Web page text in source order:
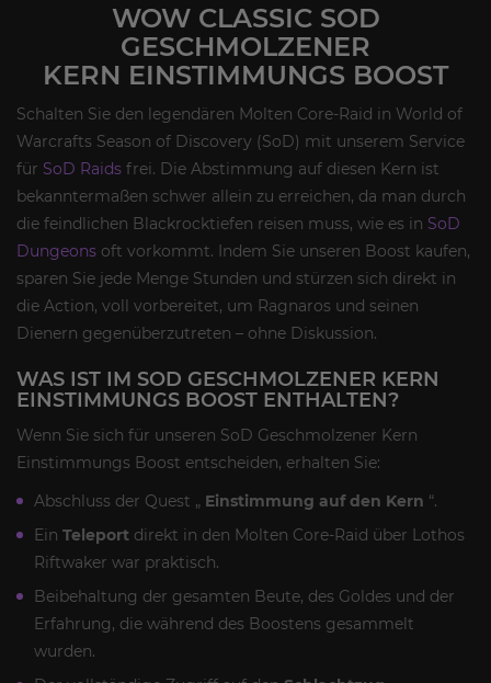
WOW CLASSIC SOD
GESCHMOLZENER
KERN EINSTIMMUNGS BOOST
Schalten Sie den legendären Molten Core-Raid in World of
Warcrafts Season of Discovery (SoD) mit unserem Service
für SoD Raids frei. Die Abstimmung auf diesen Kern ist
bekanntermaßen schwer allein zu erreichen, da man durch
die feindlichen Blackrocktiefen reisen muss, wie es in SoD
Dungeons oft vorkommt. Indem Sie unseren Boost kaufen,
sparen Sie jede Menge Stunden und stürzen sich direkt in
die Action, voll vorbereitet, um Ragnaros und seinen
Dienern gegenüberzutreten – ohne Diskussion.
WAS IST IM SOD GESCHMOLZENER KERN
EINSTIMMUNGS BOOST ENTHALTEN?
Wenn Sie sich für unseren SoD Geschmolzener Kern
Einstimmungs Boost entscheiden, erhalten Sie:
Abschluss der Quest „ Einstimmung auf den Kern “.
Ein Teleport direkt in den Molten Core-Raid über Lothos
Riftwaker war praktisch.
Beibehaltung der gesamten Beute, des Goldes und der
Erfahrung, die während des Boostens gesammelt
wurden.